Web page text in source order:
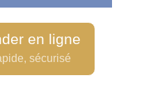
en ligne
sécurisé